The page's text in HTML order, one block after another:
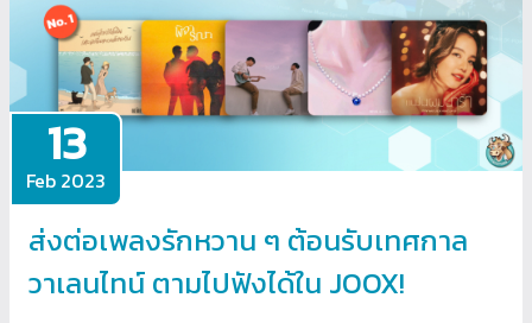
13
Feb 2023
ส่งต่อเพลงรักหวาน ๆ ต้อนรับเทศกาล
วาเลนไทน์ ตามไปฟังได้ใน JOOX!